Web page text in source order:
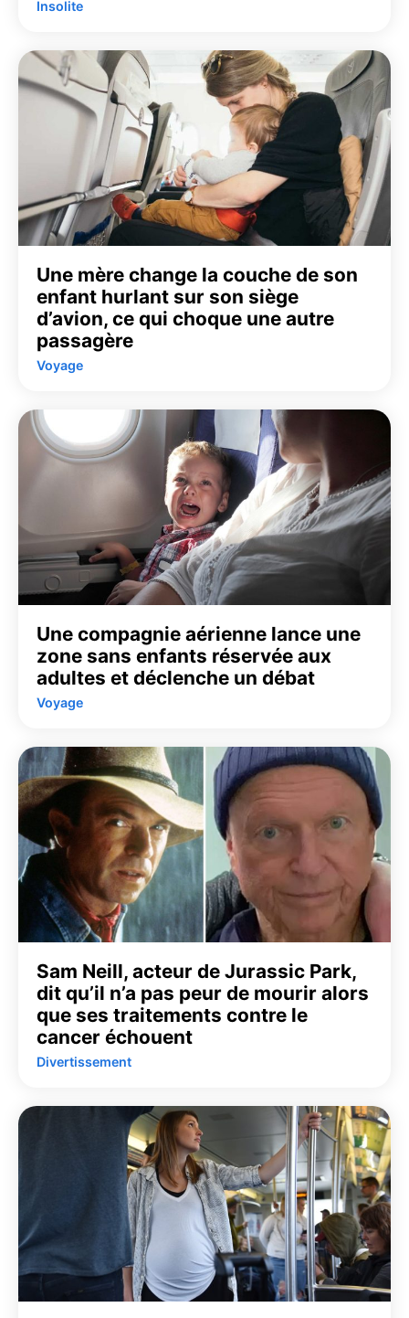
Insolite
Une mère change la couche de son
enfant hurlant sur son siège
d’avion, ce qui choque une autre
passagère
Voyage
Une compagnie aérienne lance une
zone sans enfants réservée aux
adultes et déclenche un débat
Voyage
Sam Neill, acteur de Jurassic Park,
dit qu’il n’a pas peur de mourir alors
que ses traitements contre le
cancer échouent
Divertissement